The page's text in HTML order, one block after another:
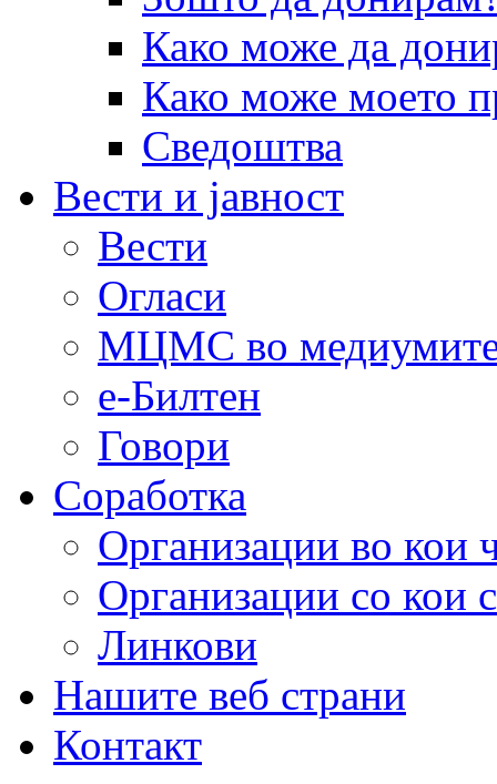
Како може да
Како може моето
Сведоштва
Вести и јавност
Вести
Огласи
МЦМС во
е-Билтен
Говори
Соработка
Организации во кои
Организации со кои
Линкови
Нашите веб страни
Контакт